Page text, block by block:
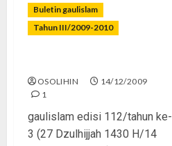
Buletin gaulislam
Tahun III/2009-2010
OSOLIHIN
14/12/2009
1
gaulislam edisi 112/tahun ke-
3 (27 Dzulhijjah 1430 H/14